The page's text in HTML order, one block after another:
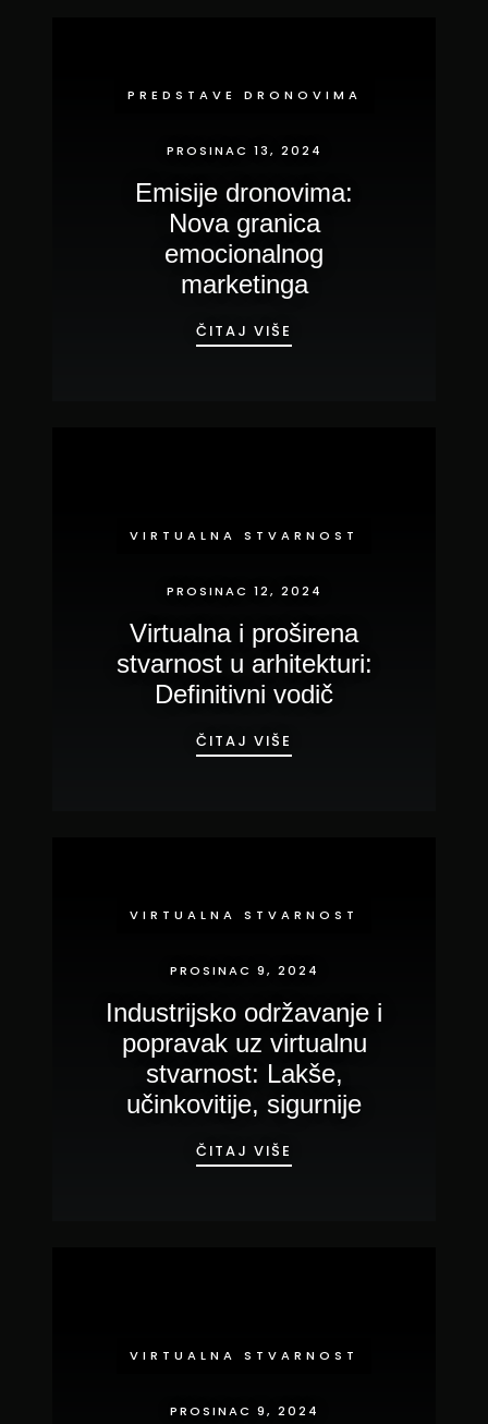
PREDSTAVE DRONOVIMA
PROSINAC 13, 2024
Emisije dronovima:
Nova granica
emocionalnog
marketinga
ČITAJ VIŠE
VIRTUALNA STVARNOST
PROSINAC 12, 2024
Virtualna i proširena
stvarnost u arhitekturi:
Definitivni vodič
ČITAJ VIŠE
VIRTUALNA STVARNOST
PROSINAC 9, 2024
Industrijsko održavanje i
popravak uz virtualnu
stvarnost: Lakše,
učinkovitije, sigurnije
ČITAJ VIŠE
VIRTUALNA STVARNOST
PROSINAC 9, 2024